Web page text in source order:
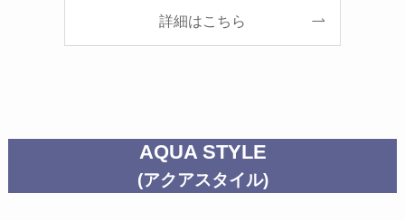
詳細はこちら
AQUA STYLE
(アクアスタイル)